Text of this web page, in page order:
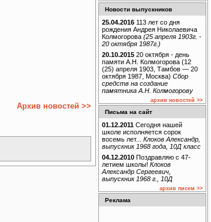
Архив новостей >>
Новости выпускников
25.04.2016 113 лет со дня
рождения Андрея Николаевича
Колмогорова (25 апреля 1903г. -
20 октября 1987г.)
20.10.2015 20 октября - день
памяти А.Н. Колмогорова (12
(25) апреля 1903, Тамбов — 20
октября 1987, Москва) Сбор
средств на создание
памятника А.Н. Колмогорову
архив новостей >>
Письма на сайт
01.12.2011 Сегодня нашей
школе исполняется сорок
восемь лет... Клоков Александр,
выпускник 1968 года, 10Д класс
04.12.2010 Поздравляю с 47-
летием школы! Клоков
Александр Сергеевич,
выпускник 1968 г., 10Д
архив писем >>
Реклама